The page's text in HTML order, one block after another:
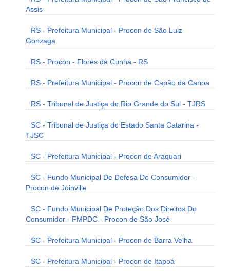
Assis
RS - Prefeitura Municipal - Procon de São Luiz
Gonzaga
RS - Procon - Flores da Cunha - RS
RS - Prefeitura Municipal - Procon de Capão da Canoa
RS - Tribunal de Justiça do Rio Grande do Sul - TJRS
SC - Tribunal de Justiça do Estado Santa Catarina -
TJSC
SC - Prefeitura Municipal - Procon de Araquari
SC - Fundo Municipal De Defesa Do Consumidor -
Procon de Joinville
SC - Fundo Municipal De Proteção Dos Direitos Do
Consumidor - FMPDC - Procon de São José
SC - Prefeitura Municipal - Procon de Barra Velha
SC - Prefeitura Municipal - Procon de Itapoá